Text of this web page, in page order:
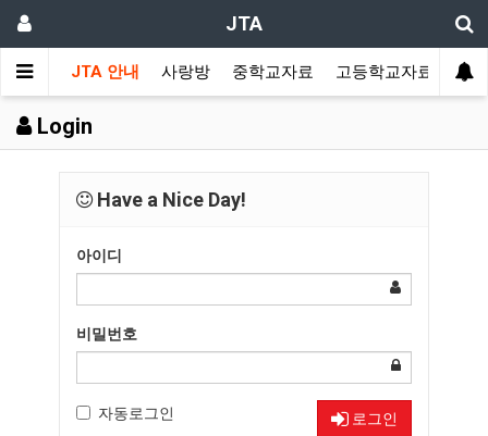
JTA
JTA 안내 사랑방 중학교자료 고등학교자료 멀
Login
Have a Nice Day!
아이디
비밀번호
자동로그인 로그인